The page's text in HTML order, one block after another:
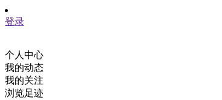
登录
个人中心
我的动态
我的关注
浏览足迹